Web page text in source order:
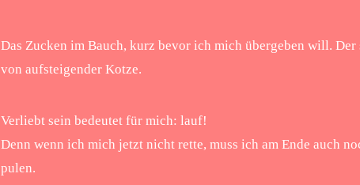
Das Zucken im Bauch, kurz bevor ich mich übergeben will. Der
von aufsteigender Kotze.
Verliebt sein bedeutet für mich: lauf!
Denn wenn ich mich jetzt nicht rette, muss ich am Ende auch
pulen.